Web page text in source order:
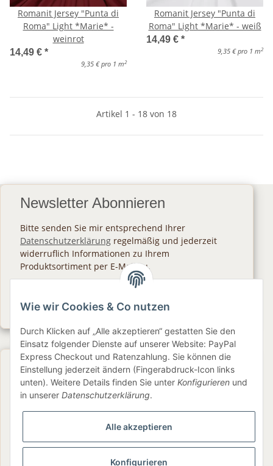
Romanit Jersey "Punta di
Roma" Light *Marie* -
weinrot
14,49 € *
9,35 € pro 1 m 2
Romanit Jersey "Punta di
Roma" Light *Marie* - weiß
14,49 € *
9,35 € pro 1 m 2
Artikel 1 - 18 von 18
Newsletter Abonnieren
Bitte senden Sie mir entsprechend Ihrer
Datenschutzerklärung regelmäßig und jederzeit
widerruflich Informationen zu Ihrem
Produktsortiment per E-Mail zu.
Newsletter Abonnieren
Gesetzliche Informationen
Informationen
Wie wir Cookies & Co nutzen
Durch Klicken auf „Alle akzeptieren“ gestatten Sie den
Einsatz folgender Dienste auf unserer Website: PayPal
Express Checkout und Ratenzahlung. Sie können die
Einstellung jederzeit ändern (Fingerabdruck-Icon links
unten). Weitere Details finden Sie unter Konfigurieren und
in unserer Datenschutzerklärung.
Alle akzeptieren
Konfigurieren